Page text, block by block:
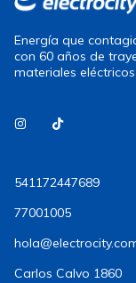
Energía que
con 60 años de
materiales
541172447689
77001005
Carlos Calvo 1860